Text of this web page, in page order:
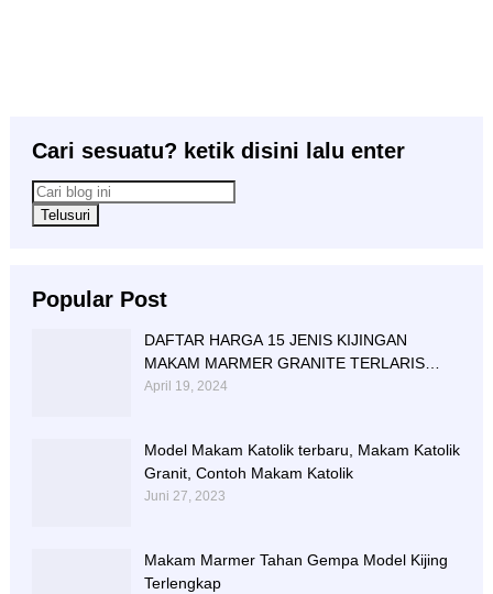
Cari sesuatu? ketik disini lalu enter
Popular Post
DAFTAR HARGA 15 JENIS KIJINGAN
MAKAM MARMER GRANITE TERLARIS
BERIKUT NISAN NYA
April 19, 2024
Model Makam Katolik terbaru, Makam Katolik
Granit, Contoh Makam Katolik
Juni 27, 2023
Makam Marmer Tahan Gempa Model Kijing
Terlengkap